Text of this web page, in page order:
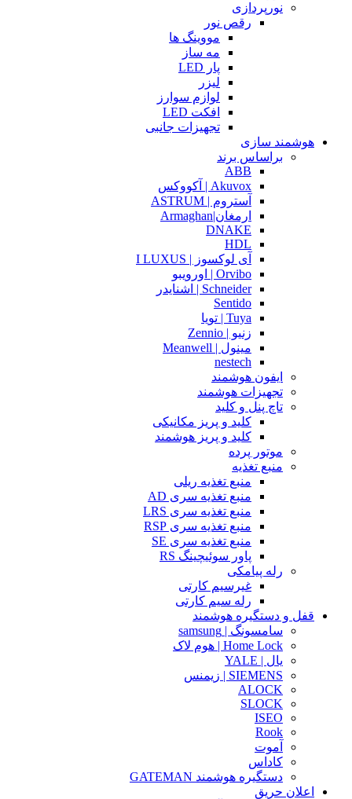
نورپردازی
رقص نور
مووینگ ها
مه ساز
پار LED
لیزر
لوازم سوارز
افکت LED
تجهیزات جانبی
هوشمند سازی
براساس برند
ABB
Akuvox | آکووکس
آستروم | ASTRUM
ارمغان|Armaghan
DNAKE
HDL
آی لوکسوز | I LUXUS
Orvibo | اورویبو
Schneider | اشنایدر
Sentido
Tuya | تویا
زنیو | Zennio
مینول | Meanwell
nestech
ایفون هوشمند
تجهیزات هوشمند
تاچ پنل و کلید
کلید و پریز مکانیکی
کلید و پریز هوشمند
موتور پرده
منبع تغذیه
منبع تغذیه ریلی
منبع تغذیه سری AD
منبع تغذیه سری LRS
منبع تغذیه سری RSP
منبع تغذیه سری SE
پاور سوئیچینگ RS
رله پیامکی
غیرسیم کارتی
رله سیم کارتی
قفل و دستگیره هوشمند
سامسونگ | samsung
Home Lock | هوم لاک
یال | YALE
SIEMENS | زیمنس
ALOCK
SLOCK
ISEO
Rook
آموت
کاداس
دستگیره هوشمند GATEMAN
اعلان حریق